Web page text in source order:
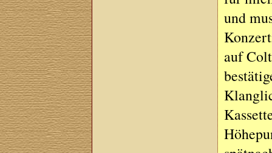
und
auf